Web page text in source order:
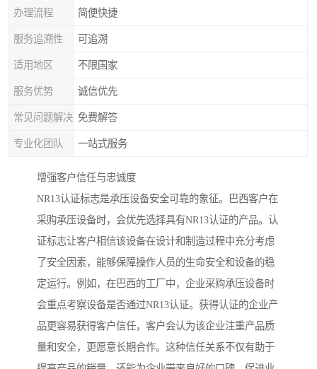
办理流程 简便快捷
服务追溯性 可追溯
适用地区 不限国家
服务优势 诚信优先
常见问题解决 免费解答
专业化团队 一站式服务
增强客户信任与忠诚度
NR13认证标志是承压设备安全可靠的象征。巴西客户在
采购承压设备时，会优先选择具有NR13认证的产品。认
证标志让客户相信该设备在设计和制造过程中充分考虑
了安全因素，能够保障操作人员的生命安全和设备的稳
定运行。例如，在巴西的工厂中，企业采购承压设备时
会重点考察设备是否通过NR13认证。获得认证的企业产
品更容易获得客户信任，客户会认为该企业注重产品质
量和安全，更愿意长期合作。这种信任关系不仅有助于